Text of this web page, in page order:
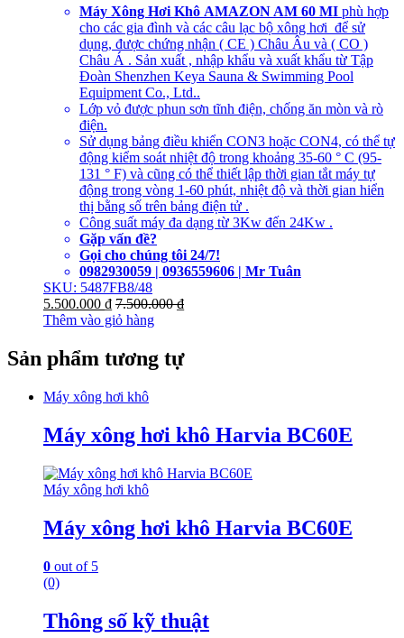
Máy Xông Hơi Khô AMAZON AM 60 MI phù hợp
cho các gia đình và các câu lạc bộ xông hơi để sử
dụng, được chứng nhận ( CE ) Châu Âu và ( CO )
Châu Á . Sản xuất , nhập khẩu và xuất khẩu từ Tập
Đoàn Shenzhen Keya Sauna & Swimming Pool
Equipment Co., Ltd..
Lớp vỏ được phun sơn tĩnh điện, chống ăn mòn và rò
điện.
Sử dụng bảng điều khiển CON3 hoặc CON4, có thể tự
động kiểm soát nhiệt độ trong khoảng 35-60 ° C (95-
131 ° F) và cũng có thể thiết lập thời gian tắt máy tự
động trong vòng 1-60 phút, nhiệt độ và thời gian hiển
thị bằng số trên bảng điện tử .
Công suất máy đa dạng từ 3Kw đến 24Kw .
Gặp vấn đề?
Gọi cho chúng tôi 24/7!
0982930059 | 0936559606 | Mr Tuân
SKU: 5487FB8/48
5.500.000 ₫ 7.500.000₫
Thêm vào giỏ hàng
Sản phẩm tương tự
Máy xông hơi khô
Máy xông hơi khô Harvia BC60E
Máy xông hơi khô
Máy xông hơi khô Harvia BC60E
0 out of 5
(0)
Thông số kỹ thuật